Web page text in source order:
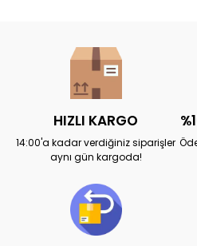
HIZLI KARGO
14:00'a kadar verdiğiniz siparişler
aynı gün kargoda!